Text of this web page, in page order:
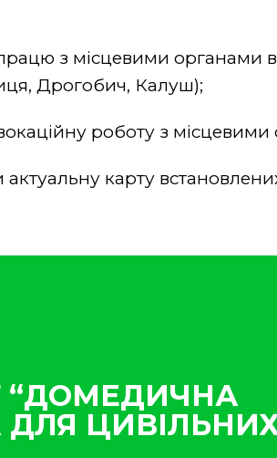
з місцевими органами
Дрогобич, Калуш);
роботу з
карту
“ДОМЕДИЧНА